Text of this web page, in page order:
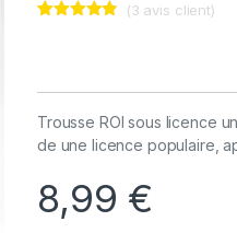
client
(3 avis client)
Trousse ROI sous licence
de une licence populaire,
8,99 €